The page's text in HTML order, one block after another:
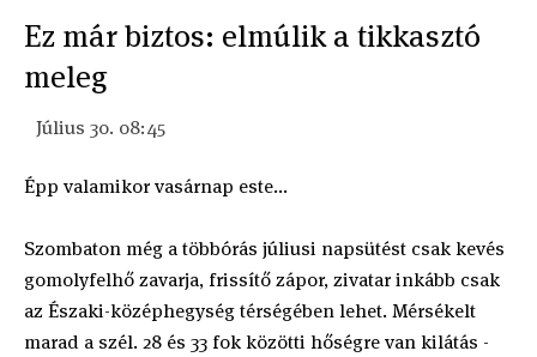
Ez már biztos: elmúlik a tikkasztó
meleg
Július 30. 08:45
Épp valamikor vasárnap este...
Szombaton még a többórás júliusi napsütést csak kevés
gomolyfelhő zavarja, frissítő zápor, zivatar inkább csak
az Északi-középhegység térségében lehet. Mérsékelt
marad a szél. 28 és 33 fok közötti hőségre van kilátás -